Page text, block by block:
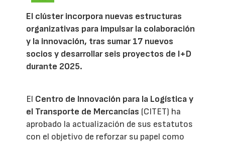
El clúster incorpora nuevas estructuras
organizativas para impulsar la colaboración
y la innovación, tras sumar 17 nuevos
socios y desarrollar seis proyectos de I+D
durante 2025.
El Centro de Innovación para la Logística y
el Transporte de Mercancías (CITET) ha
aprobado la actualización de sus estatutos
con el objetivo de reforzar su papel como